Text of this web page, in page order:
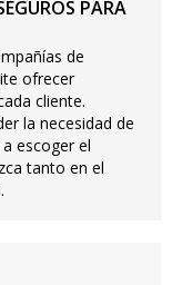
PARA
de
ofrecer
cliente.
la necesidad de
escoger el
tanto en el